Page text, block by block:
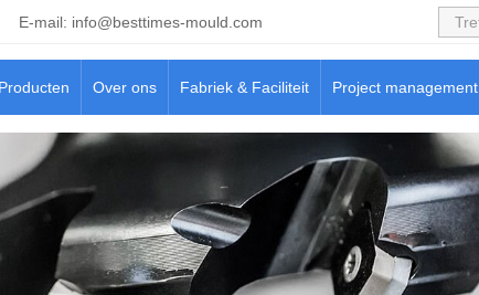
E-mail: info@besttimes-mould.com
Producten Over ons Fabriek & Faciliteit Project management